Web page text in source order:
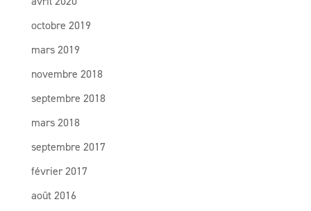
octobre 2019
mars 2019
novembre 2018
septembre 2018
mars 2018
septembre 2017
février 2017
août 2016